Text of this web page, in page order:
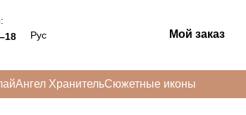
Рус Мой заказ
Ангел ХранительСюжетные иконы